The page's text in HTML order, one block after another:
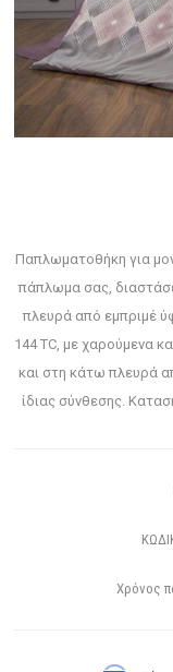
Παπλωματοθήκη για
πάπλωμα σας,
πλευρά από εμπριμέ
144 TC, με χαρούμενα
και στη κάτω πλευρά
ίδιας σύνθεσης.
Χρόνος